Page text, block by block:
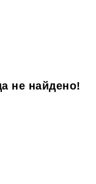
не найдено!